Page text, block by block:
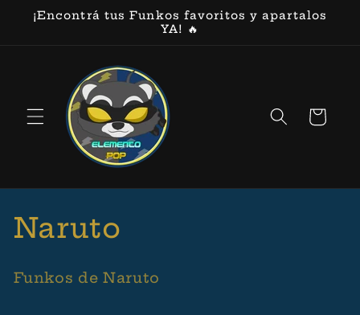
directamente
¡Encontrá tus Funkos favoritos y apartalos
YA! 🔥
Carrito
C
o
Naruto
Funkos de Naruto